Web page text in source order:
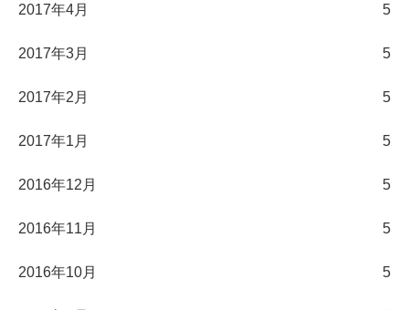
2017年4月 5
2017年3月 5
2017年2月 5
2017年1月 5
2016年12月 5
2016年11月 5
2016年10月 5